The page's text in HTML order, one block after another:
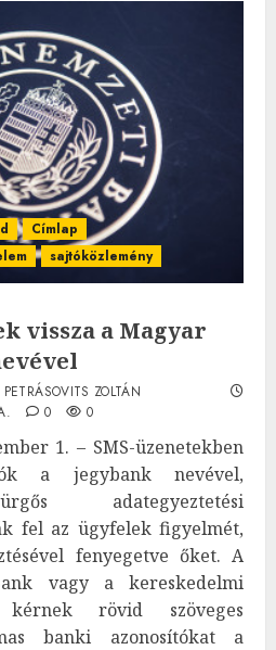
Címlap
sajtóközlemény
vissza a Magyar
ZOLTÁN
0 0
1. – SMS-üzenetekben
a jegybank nevével,
adategyeztetési
fel az ügyfelek figyelmét,
fenyegetve őket. A
vagy a kereskedelmi
rövid szöveges
banki azonosítókat a